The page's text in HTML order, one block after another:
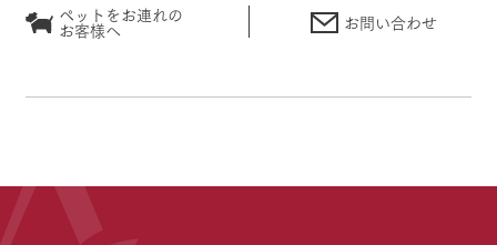
ペットをお連れの
お客様へ お問い合わせ